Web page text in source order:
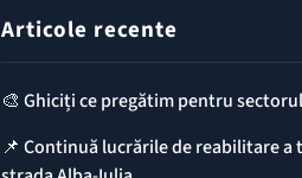
Articole recente
🎨 Ghiciți ce pregătim pentru
📌 Continuă lucrările de reabilitare